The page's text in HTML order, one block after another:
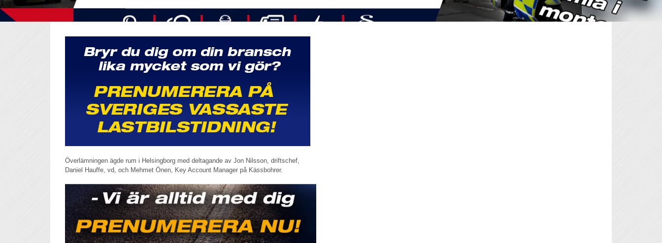
Överlämningen ägde rum i Helsingborg med deltagande av Jon Nilsson, driftschef,
Daniel Hauffe, vd, och Mehmet Önen, Key Account Manager på Kässbohrer.